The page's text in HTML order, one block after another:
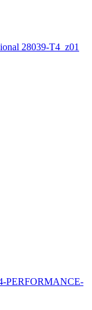
28039-T4_z01
PERFORMANCE-